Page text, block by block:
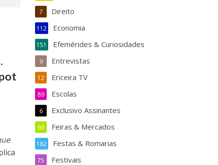
Direito
7
Economia
112
Efemérides & Curiosidades
151
Entrevistas
9
Ericeira TV
12
Escolas
89
Exclusivo Assinantes
6
Feiras & Mercados
69
Festas & Romarias
182
Festivais
75